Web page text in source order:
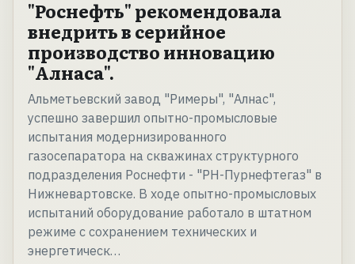
"Роснефть" рекомендовала
внедрить в серийное
производство инновацию
"Алнаса".
Альметьевский завод "Римеры", "Алнас",
успешно завершил опытно-промысловые
испытания модернизированного
газосепаратора на скважинах структурного
подразделения Роснефти - "РН-Пурнефтегаз" в
Нижневартовске. В ходе опытно-промысловых
испытаний оборудование работало в штатном
режиме с сохранением технических и
энергетическ…